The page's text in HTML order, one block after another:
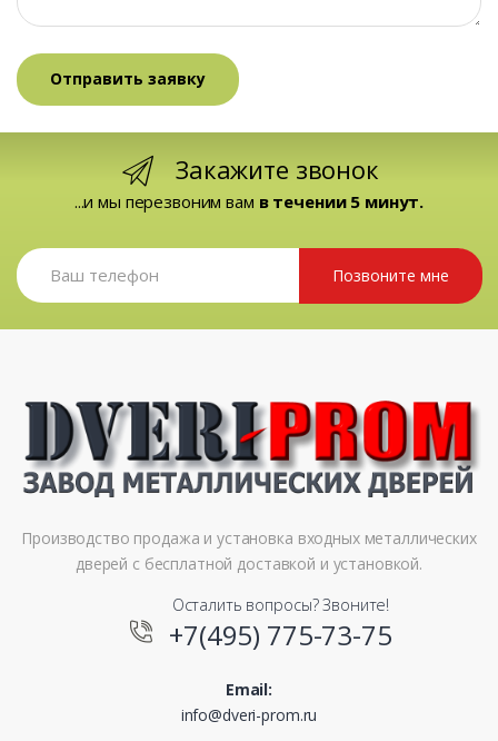
Закажите звонок
...и мы перезвоним вам в течении 5 минут.
Позвоните мне
Производство продажа и установка входных металлических
дверей с бесплатной доставкой и установкой.
Осталить вопросы? Звоните!
+7(495) 775-73-75
Email:
info@dveri-prom.ru